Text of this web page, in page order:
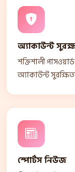
অ্যাকাউন্ট
শক্তিশালী
অ্যাকাউন্ট
স্পোর্টস নিউজ